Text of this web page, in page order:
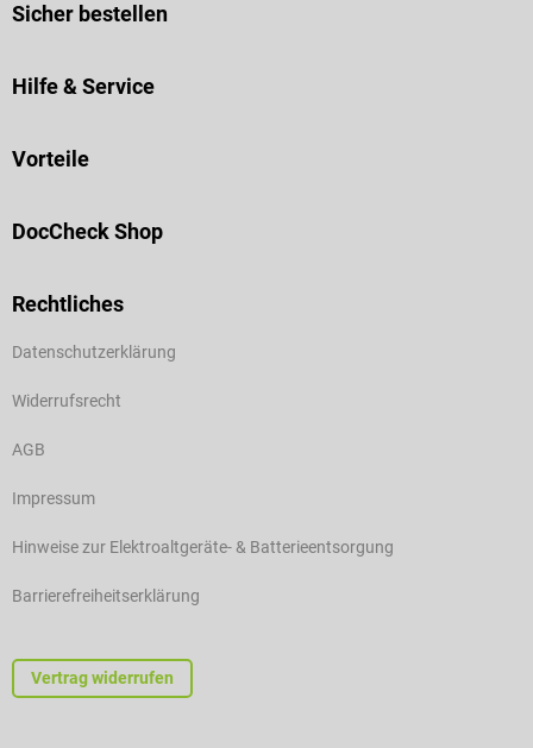
Sicher bestellen
Hilfe & Service
Vorteile
DocCheck Shop
Rechtliches
Datenschutzerklärung
Widerrufsrecht
AGB
Impressum
Hinweise zur Elektroaltgeräte- & Batterieentsorgung
Barrierefreiheitserklärung
Vertrag widerrufen